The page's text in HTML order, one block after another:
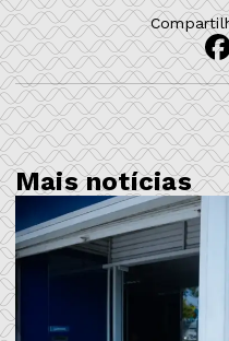
Mais notícias